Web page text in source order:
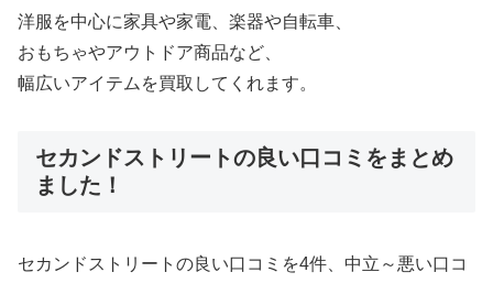
洋服を中心に家具や家電、楽器や自転車、
おもちゃやアウトドア商品など、
幅広いアイテムを買取してくれます。
セカンドストリートの良い口コミをまとめ
ました！
セカンドストリートの良い口コミを4件、中立～悪い口コ